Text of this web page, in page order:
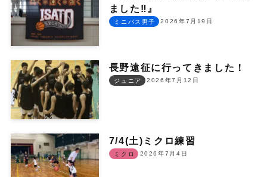
ました‼︎』
2026年7月19日
ミニバス男子
長野遠征に行ってきました！
2026年7月12日
ジュニア
7/4(土)ミクロ練習
2026年7月4日
ミクロ